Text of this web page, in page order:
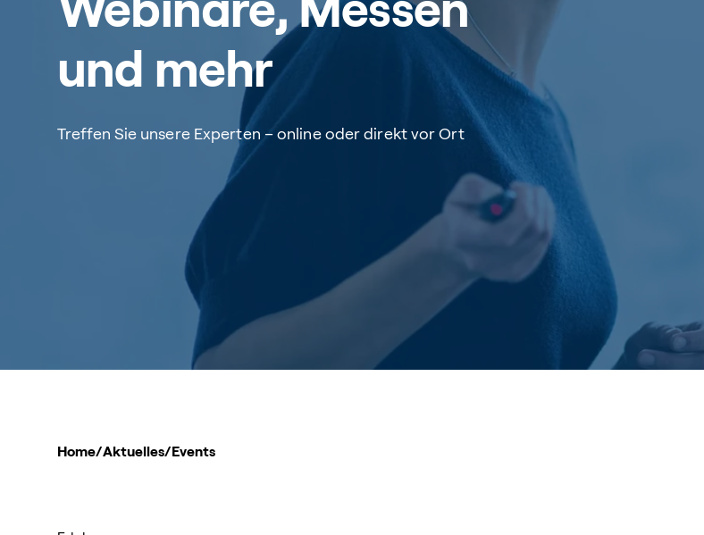
Webinare, Messen
und mehr
Treffen Sie unsere Experten – online oder direkt vor Ort
Home/Aktuelles/Events